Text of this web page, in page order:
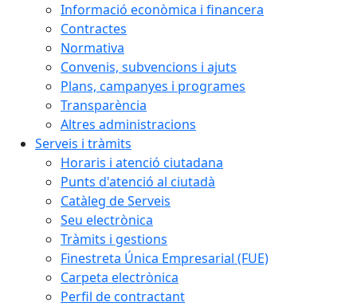
Informació econòmica i financera
Contractes
Normativa
Convenis, subvencions i ajuts
Plans, campanyes i programes
Transparència
Altres administracions
Serveis i tràmits
Horaris i atenció ciutadana
Punts d'atenció al ciutadà
Catàleg de Serveis
Seu electrònica
Tràmits i gestions
Finestreta Única Empresarial (FUE)
Carpeta electrònica
Perfil de contractant